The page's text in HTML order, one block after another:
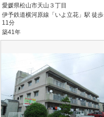
愛媛県松山市天山３丁目
伊予鉄道横河原線「いよ立花」駅 徒歩
11分
築41年